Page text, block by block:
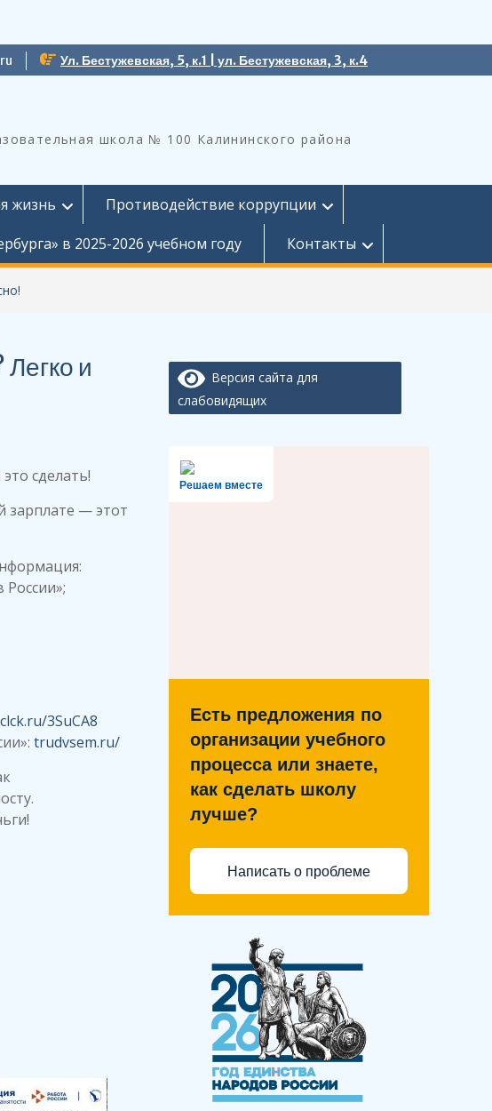
Ул. Бестужевская, 5, к.1 | ул. Бестужевская, 3, к.4
школа № 100 Калининского района
жизнь
Противодействие коррупции
в 2025-2026 учебном году Контакты
и
сделать!
зарплате — этот
России»;
clck.ru/3SuCA8
trudvsem.ru/
Версия сайта для
слабовидящих
Решаем вместе
Есть предложения по
организации учебного
процесса или знаете,
как сделать школу
лучше?
Написать о проблеме